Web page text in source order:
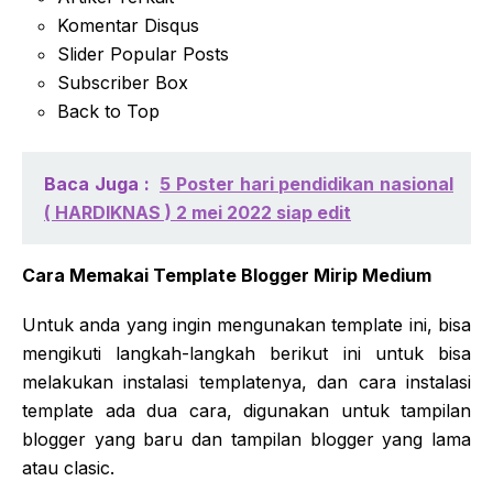
Komentar Disqus
Slider Popular Posts
Subscriber Box
Back to Top
Baca Juga : 5 Poster hari pendidikan nasional
( HARDIKNAS ) 2 mei 2022 siap edit
Cara Memakai Template Blogger Mirip Medium
Untuk anda yang ingin mengunakan template ini, bisa
mengikuti langkah-langkah berikut ini untuk bisa
melakukan instalasi templatenya, dan cara instalasi
template ada dua cara, digunakan untuk tampilan
blogger yang baru dan tampilan blogger yang lama
atau clasic.